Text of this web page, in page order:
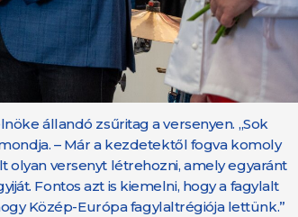
állandó zsűritag a versenyen. „Sok
– Már a kezdetektől fogva komoly
versenyt létrehozni, amely egyaránt
Fontos azt is kiemelni, hogy a fagylalt
Közép-Európa fagylaltrégiója lettünk.”